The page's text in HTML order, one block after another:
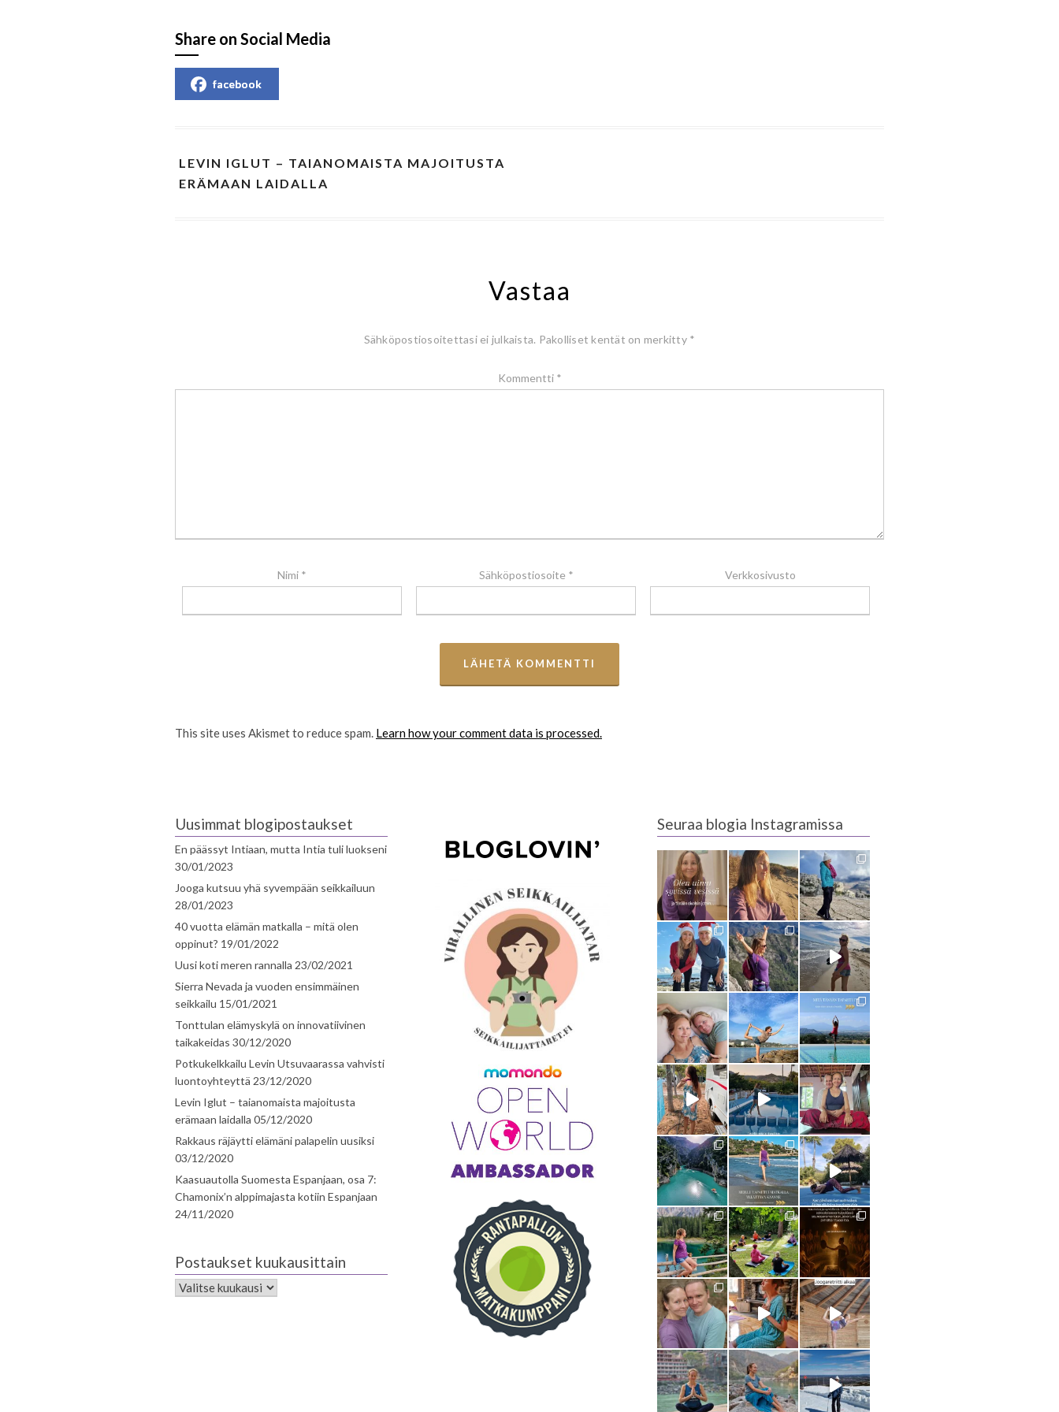
Share on Social Media
facebook
LEVIN IGLUT – TAIANOMAISTA MAJOITUSTA
ERÄMAAN LAIDALLA
Vastaa
Sähköpostiosoitettasi ei julkaista. Pakolliset kentät on merkitty *
Kommentti *
Nimi * Sähköpostiosoite * Verkkosivusto
This site uses Akismet to reduce spam. Learn how your comment data is processed.
Uusimmat blogipostaukset
En päässyt Intiaan, mutta Intia tuli luokseni
30/01/2023
Jooga kutsuu yhä syvempään seikkailuun
28/01/2023
40 vuotta elämän matkalla – mitä olen
oppinut? 19/01/2022
Uusi koti meren rannalla 23/02/2021
Sierra Nevada ja vuoden ensimmäinen
seikkailu 15/01/2021
Tonttulan elämyskylä on innovatiivinen
taikakeidas 30/12/2020
Potkukelkkailu Levin Utsuvaarassa vahvisti
luontoyhteyttä 23/12/2020
Levin Iglut – taianomaista majoitusta
erämaan laidalla 05/12/2020
Rakkaus räjäytti elämäni palapelin uusiksi
03/12/2020
Kaasuautolla Suomesta Espanjaan, osa 7:
Chamonix’n alppimajasta kotiin Espanjaan
24/11/2020
Postaukset kuukausittain
Seuraa blogia Instagramissa